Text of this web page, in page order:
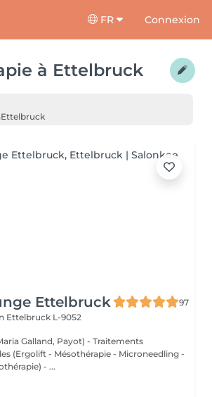
FR Connexion
à Ettelbruck
Ettelbruck
Ettelbruck
97
Ettelbruck L-9052
Galland, Payot) - Traitements
(Ergolift - Mésothérapie - Microneedling -
- ...